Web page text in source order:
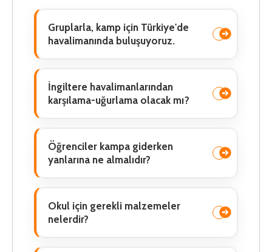
Gruplarla, kamp için Türkiye'de
havalimanında buluşuyoruz.
İngiltere havalimanlarından
karşılama-uğurlama olacak mı?
Öğrenciler kampa giderken
yanlarına ne almalıdır?
Okul için gerekli malzemeler
nelerdir?